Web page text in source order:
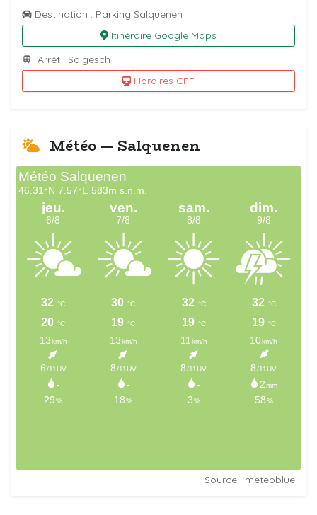
Destination : Parking Salquenen
Itinéraire Google Maps
Arrêt : Salgesch
Horaires CFF
Météo — Salquenen
Source : meteoblue